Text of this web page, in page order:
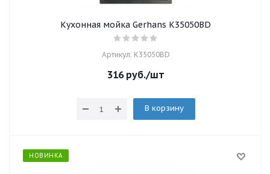
Кухонная мойка Gerhans K35050BD
Артикул: K35050BD
316руб./шт
В корзину
НОВИНКА